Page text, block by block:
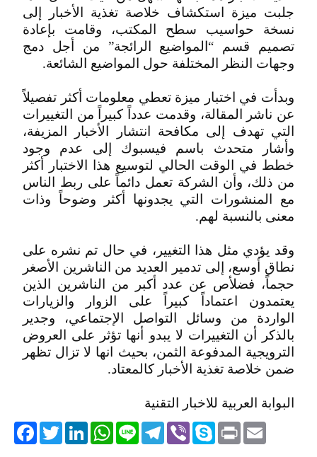
جلبت ميزة استكشاف خلاصة تغذية الأخبار إلى
نسخة حواسيب سطح المكتب، وقامت بإعادة
تصميم قسم “المواضيع الرائجة” من أجل دمج
وجهات النظر المختلفة حول المواضيع الشائعة.
وبدأت في اختبار ميزة تعطي معلومات أكثر تفصيلاً
عن ناشر المقالة، وقدمت عدداً كبيراً من التغييرات
التي تهدف إلى مكافحة انتشار الأخبار المزيفة،
وأشار متحدث باسم فيسبوك إلى عدم وجود
خطط في الوقت الحالي لتوسيع هذا الاختبار أكثر
من ذلك، وأن الشركة تعمل دائماً على ربط الناس
مع المنشورات التي يجدونها أكثر وضوحاً وذات
معنى بالنسبة لهم.
وقد يؤدي مثل هذا التغيير، في حال تم نشره على
نطاق أوسع، إلى تدمير العديد من الناشرين الأصغر
حجماً، فضلأص عن عدد أكبر من الناشرين الذين
يعتمدون اعتماداً كبيراً على الزوار والزيارات
الواردة من وسائل التواصل الإجتماعي، وجدير
بالذكر أن التغييرات لا يبدو أنها تؤثر على العروض
الترويجية المدفوعة الثمن، بحيث انها لا تزال تظهر
ضمن خلاصة تغذية الأخبار كالمعتاد.
البوابة العربية للاخبار التقنية
TwitterLinkedIn
WhatsApp Line
Telegram ViberSkype PrintEmail